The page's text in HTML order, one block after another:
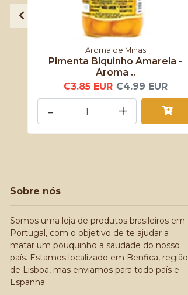
Aroma de Minas
Pimenta Biquinho Amarela -
Aroma ..
€3.85 EUR €4.99 EUR
+
-
Sobre nós
Somos uma loja de produtos brasileiros em
Portugal, com o objetivo de te ajudar a
matar um pouquinho a saudade do nosso
país. Estamos localizado em Benfica, região
de Lisboa, mas enviamos para todo país e
Espanha.